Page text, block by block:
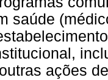
saúde
ações